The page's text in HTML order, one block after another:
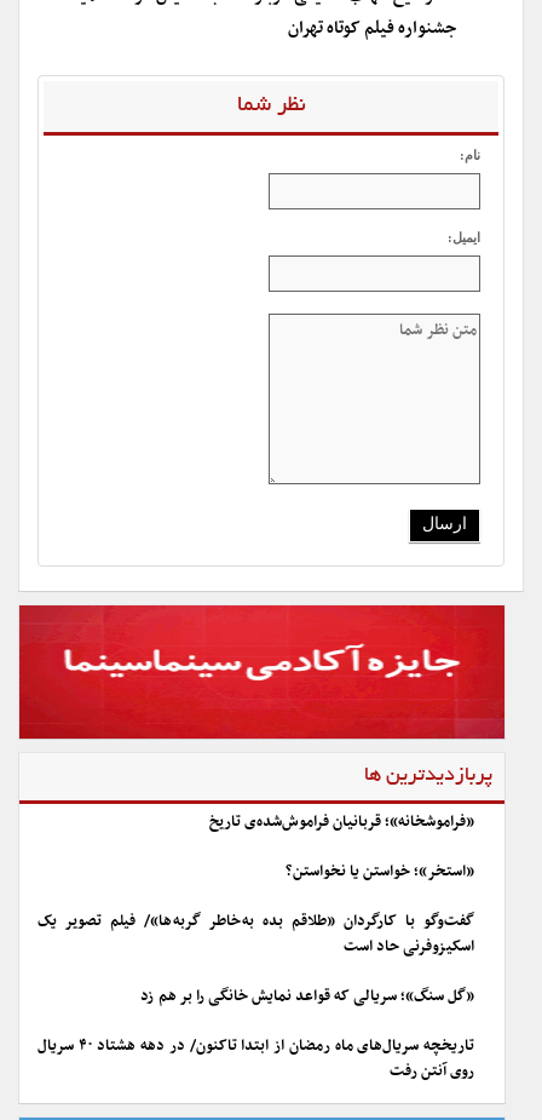
جشنواره فیلم کوتاه تهران
نظر شما
نام:
ایمیل:
پربازدیدترین ها
«فراموشخانه»؛ قربانیان فراموش‌شده‌ی تاریخ
«استخر»؛ خواستن یا نخواستن؟
گفت‌وگو با کارگردان «طلاقم بده به خاطر گربه ها»/ فیلم تصویر یک
اسکیزوفرنی حاد است
«گل سنگ»؛ سریالی که قواعد نمایش خانگی را بر هم زد
تاریخچه سریال‌های ماه رمضان از ابتدا تاکنون/ در دهه هشتاد ۴۰ سریال
روی آنتن رفت